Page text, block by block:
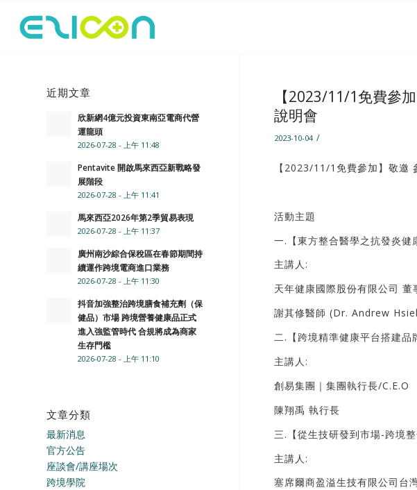
【2023/11/1免費參
說明會
2023-10-04 /
【2023/11/1免費參加】敬邀
活動主題
一.【東方整合醫學之抗發炎健
主講人:
天年健康國際股份有限公司 董
謝其修醫師 (Dr. Andrew
二.【跨境精準健康平台搭建品
主講人:
創易集團｜集團執行長/C.E.O
陳翔禹 執行長
三.【從生技研發到市場-跨境整
主講人:
塞席爾商盈溢生技有限公司台
近期文章
欣新網4億元投資東南亞電商代營
運龍頭
2026-07-28 - 上午 11:48
Pentavite 開啟馬來西亞新戰略發
展階段
2026-07-28 - 上午 11:41
馬來西亞2026年第2季貿易表現
2026-07-28 - 上午 11:37
廣州南沙綜合保稅區在春節期間持
續運作跨境電商進口業務
2026-07-28 - 上午 11:30
抖音加強整治跨境膳食補充劑（保
健品）市場 跨境營養健康品正式
進入強監管時代 合規將成為商家
生存門檻
2026-07-28 - 上午 11:10
文章分類
最新消息
官方公告
座談會/講座場次
跨境學院